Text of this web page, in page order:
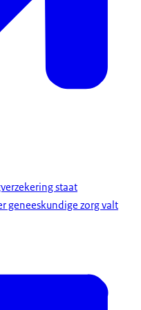
staat
geneeskundige zorg valt